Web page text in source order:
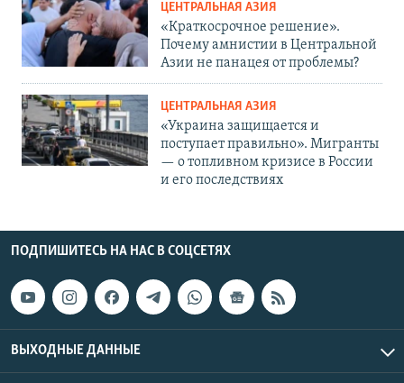
ЦЕНТРАЛЬНАЯ АЗИЯ
«Краткосрочное решение».
Почему амнистии в Центральной
Азии не панацея от проблемы?
ЦЕНТРАЛЬНАЯ АЗИЯ
«Украина защищается и
поступает правильно». Мигранты
— о топливном кризисе в России
и его последствиях
ПОДПИШИТЕСЬ НА НАС В СОЦСЕТЯХ
ВЫХОДНЫЕ ДАННЫЕ